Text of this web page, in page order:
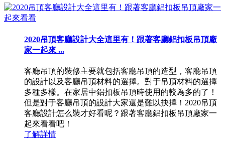
2020吊頂客廳設計大全這里有！跟著客廳鋁扣板吊頂廠
家一起來 ...
客廳吊頂的裝修主要就包括客廳吊頂的造型，客廳吊頂
的設計以及客廳吊頂材料的選擇。對于吊頂材料的選擇
多種多樣。在家居中鋁扣板吊頂時使用的較為多的了！
但是對于客廳吊頂的設計大家還是難以抉擇！2020吊頂
客廳設計怎么裝才好看呢？跟著客廳鋁扣板吊頂廠家一
起來看看吧！
了解詳情